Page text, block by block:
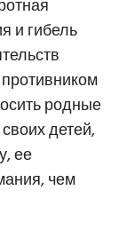
и гибель
родные
детей,
ее
чем